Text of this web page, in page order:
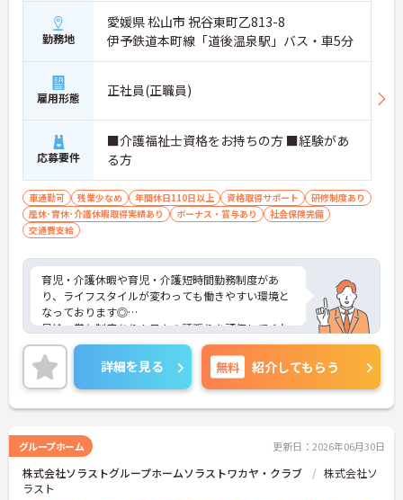
勤務地
愛媛県 松山市 祝谷東町乙813-8
伊予鉄道本町線「道後温泉駅」バス・車5分
雇用形態 正社員(正職員)
応募要件
■介護福祉士資格をお持ちの方 ■経験があ
る方
車通勤可 残業少なめ 年間休日110日以上 資格取得サポート
研修制度あり
産休･育休･介護休暇取得実績あり
ボーナス・賞与あり
社会保険完備
交通費支給
育児・介護休暇や育児・介護短時間勤務制度があ
り、ライフスタイルが変わっても働きやすい環境と
なっております◎
昇給・賞与制度あり！日々の頑張りを評価してくれ
るのでモチベーションにもつながります♪
ご興味のある方は、面接のポイントをお伝えします
のでご連絡ください！
詳細を見る 無料 紹介してもらう
グループホーム 更新日：2026年06月30日
株式会社ソラストグループホームソラストワカヤ・クラブ
株式会社ソ
ラスト